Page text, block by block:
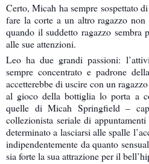
Certo, Micah ha sempre sospettato
fare la corte a un altro ragazzo
quando il suddetto ragazzo sembra
alle sue attenzioni.
Leo ha due grandi passioni:
sempre concentrato e padrone
accetterebbe di uscire con un
al gioco della bottiglia lo porta a
quelle di Micah Springfield –
collezionista seriale di
determinato a lasciarsi alle spalle
indipendentemente da quanto
sia forte la sua attrazione per il